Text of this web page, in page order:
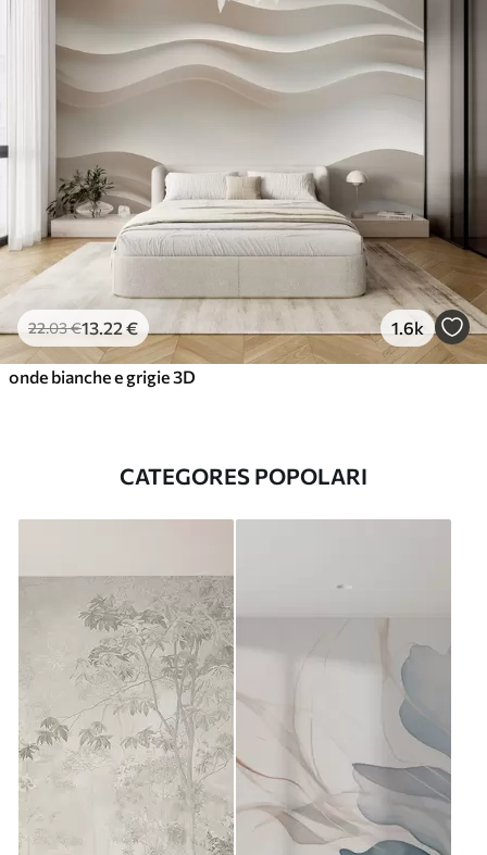
22.03€13 .22 € 1.6k
onde bianche e grigie 3D
CATEGORES POPOLARI